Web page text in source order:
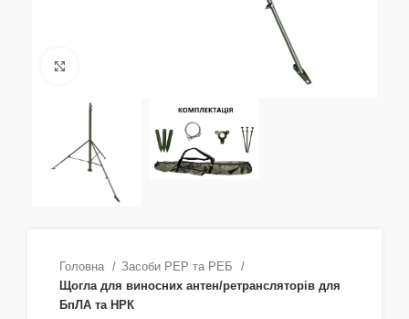
Головна
Засоби РЕР та РЕБ
Щогла для виносних антен/ретрансляторів для
БпЛА та НРК